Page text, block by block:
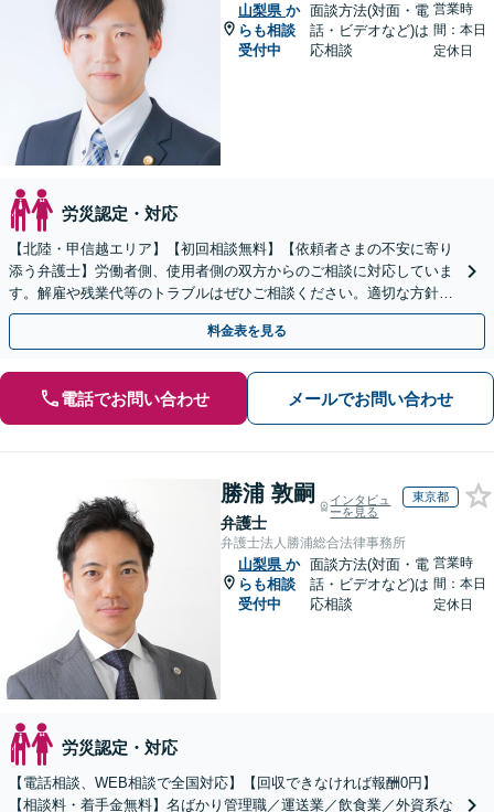
山梨県 か
らも相談
受付中
面談方法(対面・電
話・ビデオなど)は
応相談
営業時
間：本日
定休日
労災認定・対応
【北陸・甲信越エリア】【初回相談無料】【依頼者さまの不安に寄り
添う弁護士】労働者側、使用者側の双方からのご相談に対応していま
す。解雇や残業代等のトラブルはぜひご相談ください。適切な方針を
ご提示し、納得できる解決を目指します。
料金表を見る
電話でお問い合わせ メールでお問い合わせ
勝浦 敦嗣
弁護士
インタビュ
ーを見る
東京都
弁護士法人勝浦総合法律事務所
山梨県 か
らも相談
受付中
面談方法(対面・電
話・ビデオなど)は
応相談
営業時
間：本日
定休日
労災認定・対応
【電話相談、WEB相談で全国対応】【回収できなければ報酬0円】
【相談料・着手金無料】名ばかり管理職／運送業／飲食業／外資系な